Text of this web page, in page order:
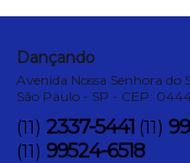
Dançando
Avenida Nossa Senhora do
São Paulo - SP - CEP:
(11) 2337-5441 (11)
(11) 99524-6518